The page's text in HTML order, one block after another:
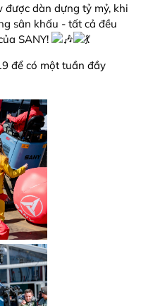
được dàn dựng tỷ mỷ, khi
sân khấu - tất cả đều
SANY!
để có một tuần đầy